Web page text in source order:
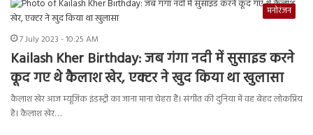
मनोरंजन
7 July 2023 - 10:25 AM
Kailash Kher Birthday: जब गंगा नदी में सुसाइड करने
कूद गए थे कैलाश खेर, एक्टर ने खुद किया था खुलासा
कैलाश खेर आज म्यूजिक इंडस्ट्री का जाना माना चेहरा हैं। संगीत की दुनिया में वह बेहद लोकप्रिय
है। कैलाश खेर…